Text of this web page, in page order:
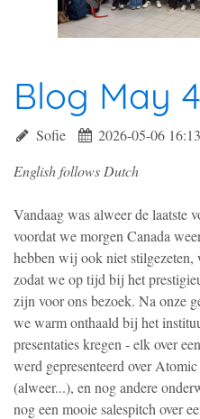
Blog May
Sofie
2026-05-06 16:13
English follows Dutch
Vandaag was alweer de laatste
voordat we morgen Canada
hebben wij ook niet stilgezeten,
zodat we op tijd bij het
zijn voor ons bezoek. Na onze
we warm onthaald bij het
presentaties kregen - elk over
werd gepresenteerd over
(alweer...), en nog andere
nog een mooie salespitch over